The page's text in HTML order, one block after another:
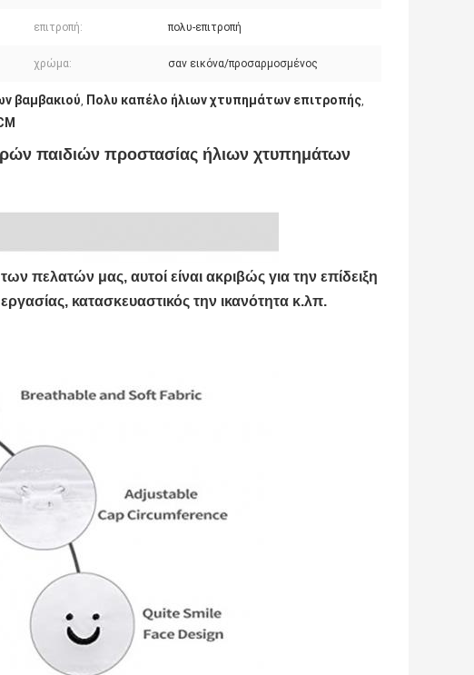
επιτροπή: πολυ-επιτροπή
χρώμα: σαν εικόνα/προσαρμοσμένος
βαμβακιού, Πολυ καπέλο ήλιων χτυπημάτων επιτροπής,
παιδιών προστασίας ήλιων χτυπημάτων
πελατών μας, αυτοί είναι ακριβώς για την επίδειξη
κατασκευαστικός την ικανότητα κ.λπ.